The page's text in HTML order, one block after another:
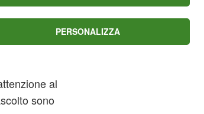
al
sono
PERSONALIZZA